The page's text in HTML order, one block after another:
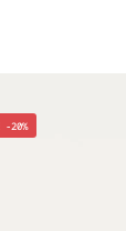
-20%